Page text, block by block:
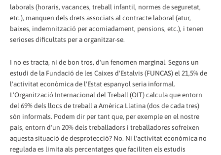
laborals (horaris, vacances, treball infantil, normes de seguretat,
etc.), manquen dels drets associats al contracte laboral (atur,
baixes, indemnització per acomiadament, pensions, etc.), i tenen
serioses dificultats per a organitzar-se.
I no es tracta, ni de bon tros, d'un fenomen marginal. Segons un
estudi de la Fundació de les Caixes d'Estalvis (FUNCAS) el 21,5% de
l'activitat econòmica de l'Estat espanyol seria informal.
L'Organització Internacional del Treball (OIT) calcula que entorn
del 69% dels llocs de treball a Amèrica Llatina (dos de cada tres)
són informals. Podem dir per tant que, per exemple en el nostre
país, entorn d'un 20% dels treballadors i treballadores sofreixen
aquesta situació de desprotecció? No. Ni l'activitat econòmica no
regulada es limita als percentatges que faciliten els estudis